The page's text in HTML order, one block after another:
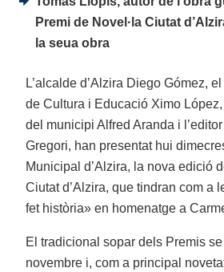
Premi de Novel·la Ciutat
la seua obra
L’alcalde d’Alzira Diego Gómez,
de Cultura i Educació Ximo
del municipi Alfred Aranda i
Gregori, han presentat hui
Municipal d’Alzira, la nova edició
Ciutat d’Alzira, que tindran com a
fet història» en homenatge a
El tradicional sopar dels Premis
novembre i, com a principal